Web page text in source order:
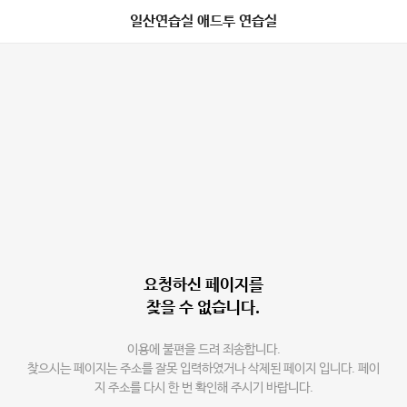
일산연습실 애드투 연습실
요청하신 페이지를
찾을 수 없습니다.
이용에 불편을 드려 죄송합니다.
찾으시는 페이지는 주소를 잘못 입력하였거나 삭제된 페이지 입니다. 페이
지 주소를 다시 한 번 확인해 주시기 바랍니다.